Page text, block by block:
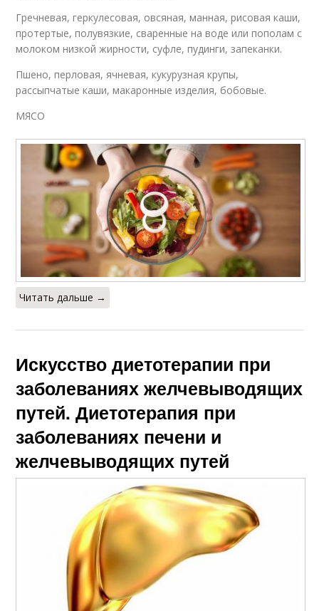
Гречневая, геркулесовая, овсяная, манная, рисовая каши,
протертые, полувязкие, сваренные на воде или пополам с
молоком низкой жирности, суфле, пудинги, запеканки.
Пшено, перловая, ячневая, кукурузная крупы,
рассыпчатые каши, макаронные изделия, бобовые.
МЯСО
Читать дальше →
Искусство диетотерапии при
заболеваниях желчевыводящих
путей. Диетотерапия при
заболеваниях печени и
желчевыводящих путей